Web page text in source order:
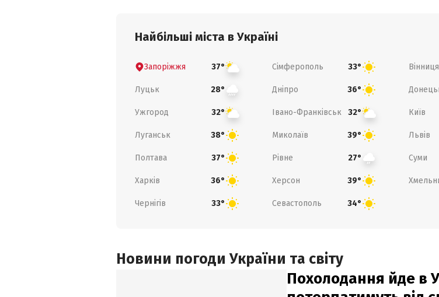
Найбільші міста в Україні
Запоріжжя 37° Сімферополь 33° Вінниця
Луцьк 28° Дніпро 36°
Ужгород 32° Івано-Франківськ 32° Київ
Луганськ 38° Миколаїв 39° Львів
Полтава 37° Рівне 27° Суми
Харків 36° Херсон 39°
Чернігів 33° Севастополь 34°
Новини погоди України та світу
Похолодання йде в